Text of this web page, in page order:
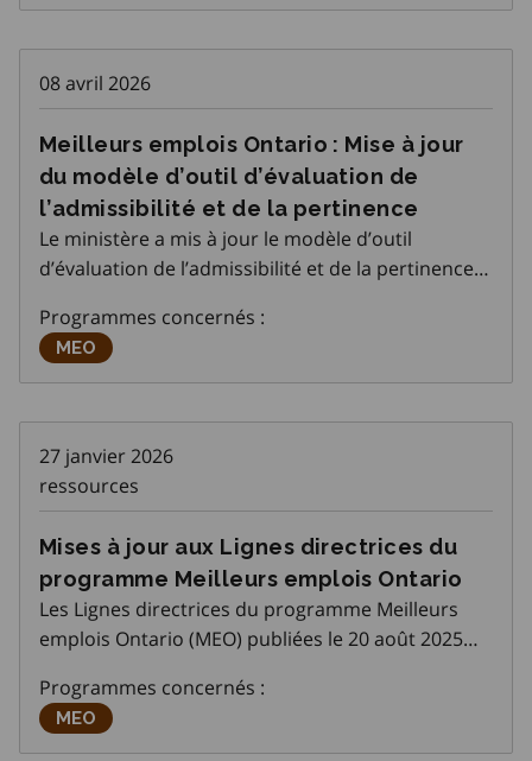
08 avril 2026
Meilleurs emplois Ontario : Mise à jour
du modèle d’outil d’évaluation de
l’admissibilité et de la pertinence
Le ministère a mis à jour le modèle d’outil
d’évaluation de l’admissibilité et de la pertinence
dans le Système de gestion des cas du Système
d’information d’Emploi Ontario (SGC du
Programmes concernés :
Meilleurs emplois Ontario
MEO
27 janvier 2026
ressources
Mises à jour aux Lignes directrices du
programme Meilleurs emplois Ontario
Les Lignes directrices du programme Meilleurs
emplois Ontario (MEO) publiées le 20 août 2025
Ces lignes directrices mises à jour entreront en
vigueur le 27 janvier 2026 et contiennent les
Programmes concernés :
Meilleurs emplois Ontario
MEO